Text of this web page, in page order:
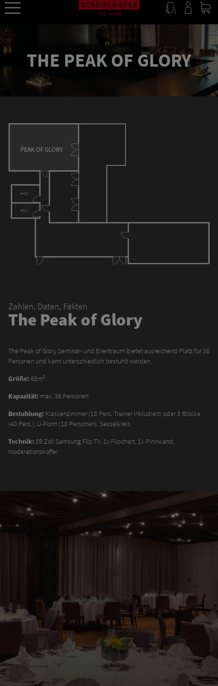
THE PEAK OF GLORY
Zahlen, Daten, Fakten
The Peak of Glory
The Peak of Glory Seminar- und Eventraum bietet ausreichend Platz für 36
Personen und kann unterschiedlich bestuhlt werden.
Größe:65m²
Kapazität: max. 36 Personen
Bestuhlung: Klassenzimmer (18 Pers. Trainer inkludiert) oder 3 Blöcke
(40 Pers.), U-Form (18 Personen), Sesselkreis
Technik:85 Zoll Samsung Flip TV, 1x Flipchart, 1x Pinnwand,
Moderationskoffer